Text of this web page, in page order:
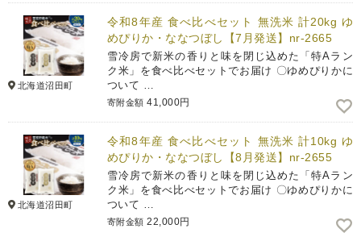
北海道沼田町
令和8年産 食べ比べセット 無洗米 計20kg ゆ
めぴりか・ななつぼし【7月発送】nr-2665
雪冷房で新米の香りと味を閉じ込めた「特Aラン
ク米」を食べ比べセットでお届け 〇ゆめぴりかに
ついて …
寄附金額 41,000円
北海道沼田町
令和8年産 食べ比べセット 無洗米 計10kg ゆ
めぴりか・ななつぼし【8月発送】nr-2655
雪冷房で新米の香りと味を閉じ込めた「特Aラン
ク米」を食べ比べセットでお届け 〇ゆめぴりかに
ついて …
寄附金額 22,000円